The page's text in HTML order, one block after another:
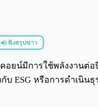
ฟังสรุปข่าว
น์มีการใช้พลังงานต่อ
บ ESG หรือการดำเนิ